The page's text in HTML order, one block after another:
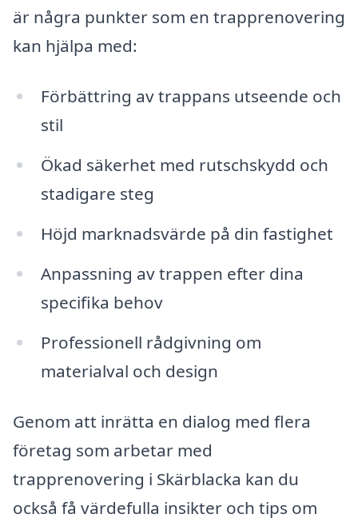
är några punkter som en trapprenovering
kan hjälpa med:
Förbättring av trappans utseende och
stil
Ökad säkerhet med rutschskydd och
stadigare steg
Höjd marknadsvärde på din fastighet
Anpassning av trappen efter dina
specifika behov
Professionell rådgivning om
materialval och design
Genom att inrätta en dialog med flera
företag som arbetar med
trapprenovering i Skärblacka kan du
också få värdefulla insikter och tips om